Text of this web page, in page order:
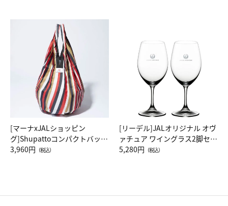
[マーナxJALショッピン
グ]Shupattoコンパクトバッグ
Drop JAL客室乗務員（LC）ス
3,960円 （税込）
[リーデル]JALオリジナル オヴ
ァチュア ワイングラス2脚セッ
ト（レッドワイン）
5,280円 （税込）